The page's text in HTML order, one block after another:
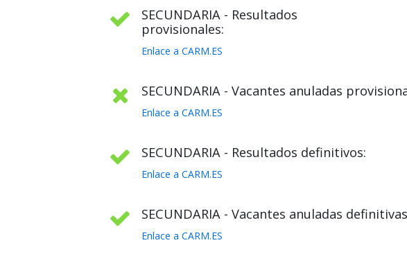
SECUNDARIA - Resultados
provisionales:
Enlace a CARM.ES
SECUNDARIA - Vacantes anuladas
Enlace a CARM.ES
SECUNDARIA - Resultados definitivos:
Enlace a CARM.ES
SECUNDARIA - Vacantes anuladas
Enlace a CARM.ES